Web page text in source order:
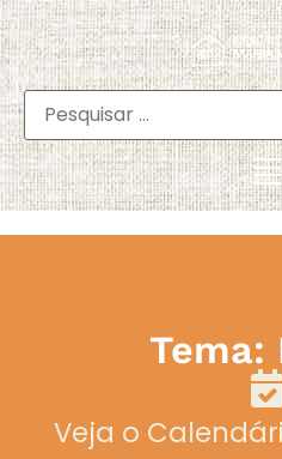
Tema:
Veja o